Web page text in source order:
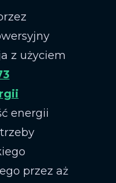
z użyciem
energii
przez aż